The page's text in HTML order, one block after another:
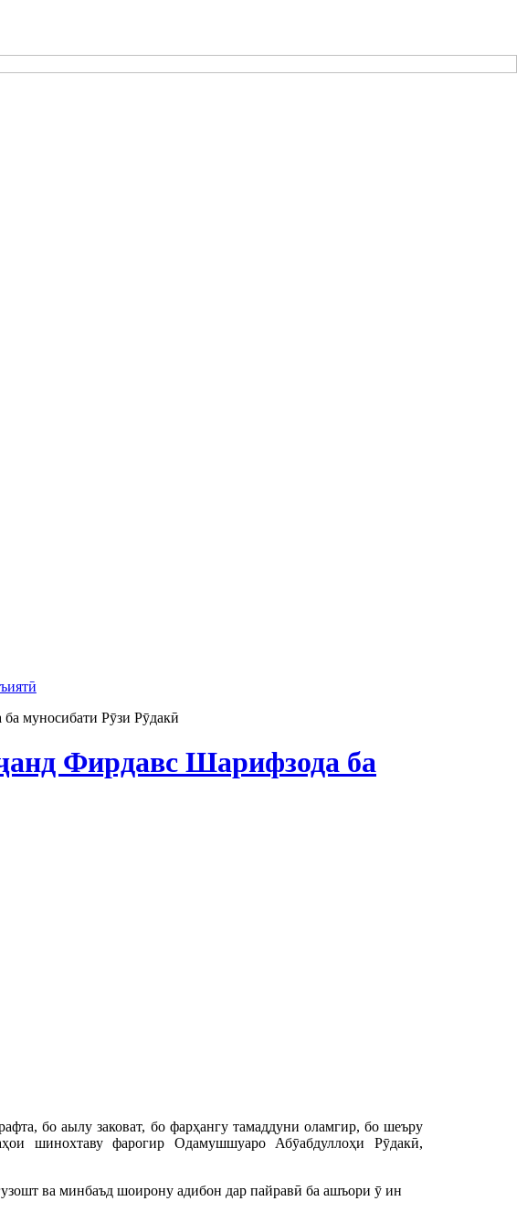
муносибати Рӯзи Рӯдакӣ
Фирдавс Шарифзода ба
бо аылу заковат, бо фарҳангу тамаддуни оламгир, бо шеъру
шинохтаву фарогир Одамушшуаро Абӯабдуллоҳи Рӯдакӣ,
ва минбаъд шоирону адибон дар пайравӣ ба ашъори ӯ ин